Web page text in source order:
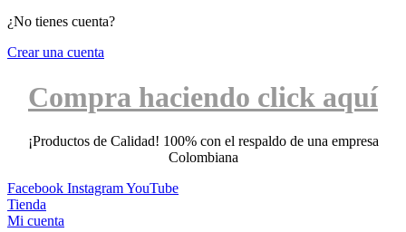
¿No tienes cuenta?
Crear una cuenta
Compra haciendo click aquí
¡Productos de Calidad! 100% con el respaldo de una empresa
Colombiana
Facebook InstagramYouTube
Tienda
Mi cuenta